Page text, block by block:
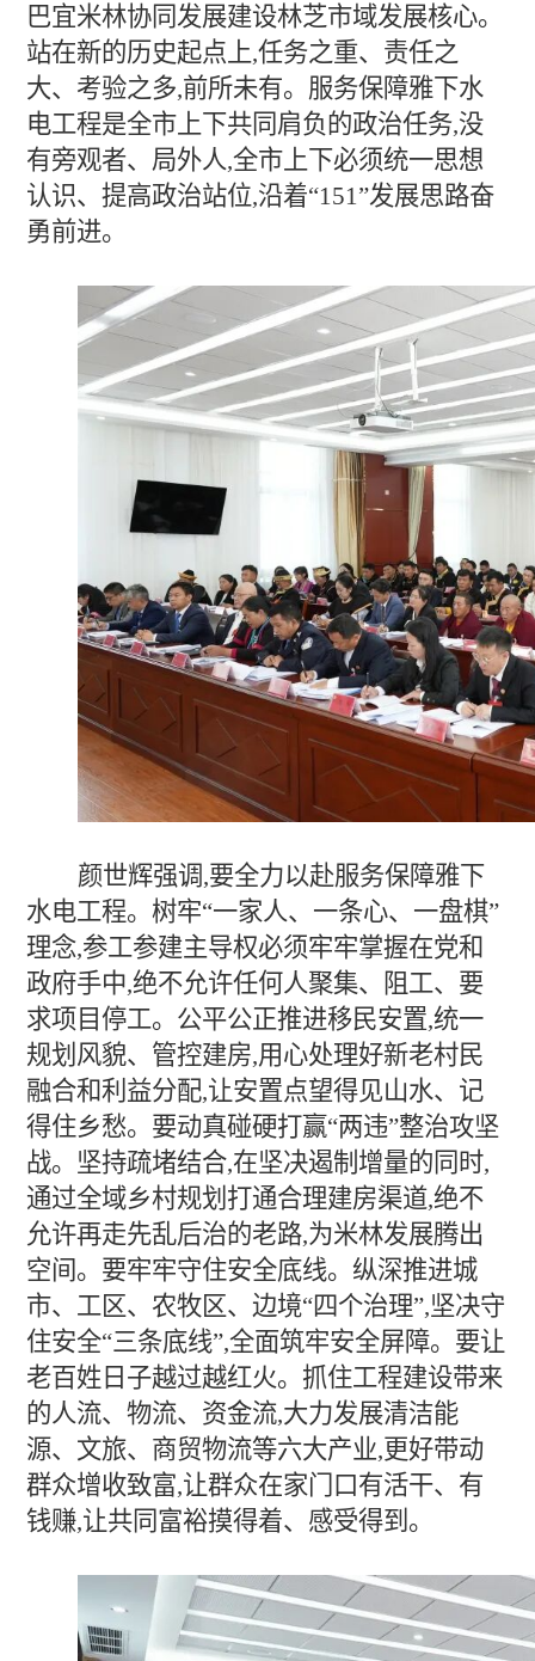
巴宜米林协同发展建设林芝市域发展核心。
站在新的历史起点上,任务之重、责任之
大、考验之多,前所未有。服务保障雅下水
电工程是全市上下共同肩负的政治任务,没
有旁观者、局外人,全市上下必须统一思想
认识、提高政治站位,沿着“151”发展思路奋
勇前进。
颜世辉强调,要全力以赴服务保障雅下
水电工程。树牢“一家人、一条心、一盘棋”
理念,参工参建主导权必须牢牢掌握在党和
政府手中,绝不允许任何人聚集、阻工、要
求项目停工。公平公正推进移民安置,统一
规划风貌、管控建房,用心处理好新老村民
融合和利益分配,让安置点望得见山水、记
得住乡愁。要动真碰硬打赢“两违”整治攻坚
战。坚持疏堵结合,在坚决遏制增量的同时,
通过全域乡村规划打通合理建房渠道,绝不
允许再走先乱后治的老路,为米林发展腾出
空间。要牢牢守住安全底线。纵深推进城
市、工区、农牧区、边境“四个治理”,坚决守
住安全“三条底线”,全面筑牢安全屏障。要让
老百姓日子越过越红火。抓住工程建设带来
的人流、物流、资金流,大力发展清洁能
源、文旅、商贸物流等六大产业,更好带动
群众增收致富,让群众在家门口有活干、有
钱赚,让共同富裕摸得着、感受得到。